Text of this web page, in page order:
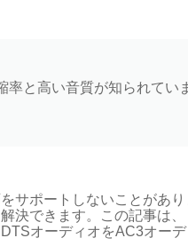
と高い音質が知られてい
サポートしないことがあり
決できます。この記事は、
オーディオをAC3オーデ